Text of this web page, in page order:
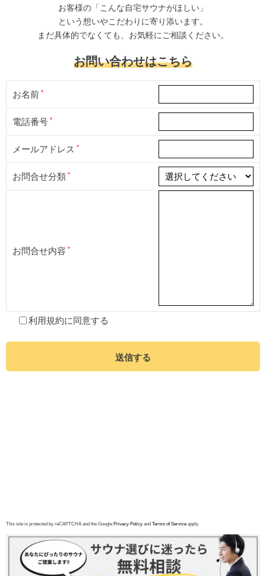
お客様の「こんな自宅サウナがほしい」
という想いやこだわりに寄り添います。
まだ具体的でなくても、お気軽にご相談ください。
お問い合わせはこちら
お名前
電話番号
メールアドレス
お問合せ分類
お問合せ内容
利用規約に同意する
送信する
This site is protected by reCAPTCHA and the Google Privacy Policy and Terms of Service apply.